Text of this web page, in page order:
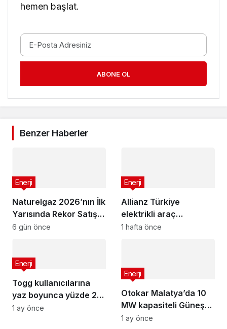
hemen başlat.
ABONE OL
Benzer Haberler
Naturelgaz 2026’nın İlk
Yarısında Rekor Satış
Hacmi ve Güçlü
Enerji
6 gün önce
Allianz Türkiye
elektrikli araç
kaskosunu genişletti:
Enerji
1 hafta önce
Togg kullanıcılarına
yaz boyunca yüzde 20
indirimli şarj avantajı
Enerji
1 ay önce
Otokar Malatya’da 10
MW kapasiteli Güneş
Enerjisi Santralini
Enerji
1 ay önce